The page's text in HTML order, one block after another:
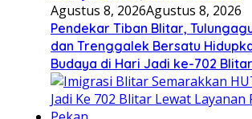
Agustus 8, 2026Agustus 8, 2026
Pendekar Tiban Blitar,
dan Trenggalek Bersatu
Budaya di Hari Jadi ke-702 Blitar